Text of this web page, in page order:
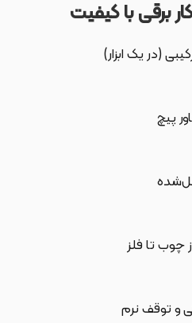
برقی با کیفیت
(در یک ابزار)
پیچ
تا فلز
و توقف نرم